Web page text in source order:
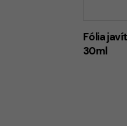
Fólia
30ml